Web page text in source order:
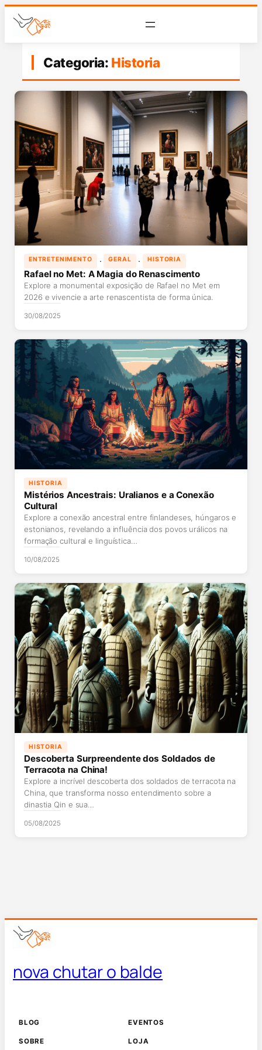
Categoria: Historia
ENTRETENIMENTO · GERAL · HISTORIA
Rafael no Met: A Magia do Renascimento
Explore a monumental exposição de Rafael no Met em
2026 e vivencie a arte renascentista de forma única.
30/08/2025
HISTORIA
Mistérios Ancestrais: Uralianos e a Conexão
Cultural
Explore a conexão ancestral entre finlandeses, húngaros e
estonianos, revelando a influência dos povos urálicos na
formação cultural e linguística…
10/08/2025
HISTORIA
Descoberta Surpreendente dos Soldados de
Terracota na China!
Explore a incrível descoberta dos soldados de terracota na
China, que transforma nosso entendimento sobre a
dinastia Qin e sua…
05/08/2025
nova chutar o balde
BLOG
SOBRE
EVENTOS
LOJA